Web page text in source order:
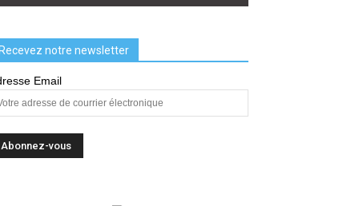
Recevez notre newsletter
Email